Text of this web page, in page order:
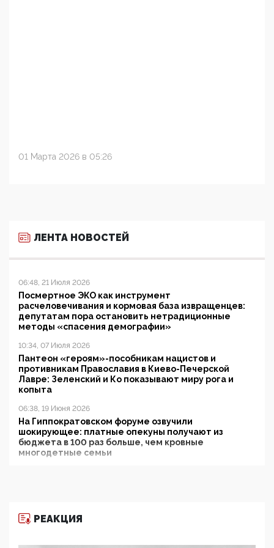
01 Марта 2026 в 05:26
ЛЕНТА НОВОСТЕЙ
06:48, 21 Июля 2026
Посмертное ЭКО как инструмент
расчеловечивания и кормовая база извращенцев:
депутатам пора остановить нетрадиционные
методы «спасения демографии»
10:34, 07 Июля 2026
Пантеон «героям»-пособникам нацистов и
противникам Православия в Киево-Печерской
Лавре: Зеленский и Ко показывают миру рога и
копыта
06:38, 19 Июня 2026
На Гиппократовском форуме озвучили
шокирующее: платные опекуны получают из
бюджета в 100 раз больше, чем кровные
многодетные семьи
11:53, 09 Июня 2026
РЕАКЦИЯ